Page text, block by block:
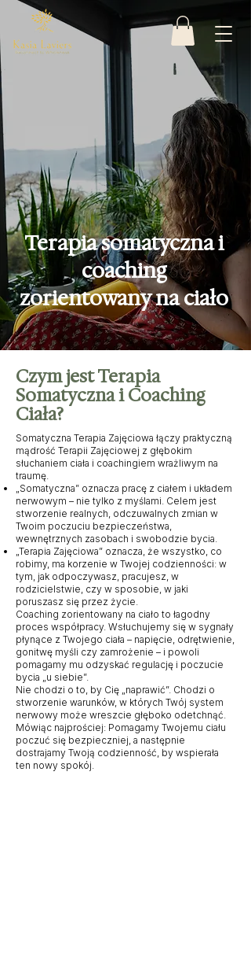
Terapia somatyczna i
coaching
zorientowany na ciało
Czym jest Terapia
Somatyczna i Coaching
Ciała?
Somatyczna Terapia Zajęciowa łączy praktyczną
mądrość Terapii Zajęciowej z głębokim
słuchaniem ciała i coachingiem wrażliwym na
traumę.
„Somatyczna” oznacza pracę z ciałem i układem
nerwowym – nie tylko z myślami. Celem jest
stworzenie realnych, odczuwalnych zmian w
Twoim poczuciu bezpieczeństwa,
wewnętrznych zasobach i swobodzie bycia.
„Terapia Zajęciowa” oznacza, że wszystko, co
robimy, ma korzenie w Twojej codzienności: w
tym, jak odpoczywasz, pracujesz, w
rodzicielstwie, czy w sposobie, w jaki
poruszasz się przez życie.
Coaching zorientowany na ciało to łagodny
proces współpracy. Wsłuchujemy się w sygnały
płynące z Twojego ciała – napięcie, odrętwienie,
gonitwę myśli czy zamrożenie – i powoli
pomagamy mu odzyskać regulację i poczucie
bycia „u siebie”.
Nie chodzi o to, by Cię „naprawić”. Chodzi o
stworzenie warunków, w których Twój system
nerwowy może wreszcie głęboko odetchnąć.
Mówiąc najprościej: Pomagamy Twojemu ciału
poczuć się bezpieczniej, a następnie
dostrajamy Twoją codzienność, by wspierała
ten nowy spokój.